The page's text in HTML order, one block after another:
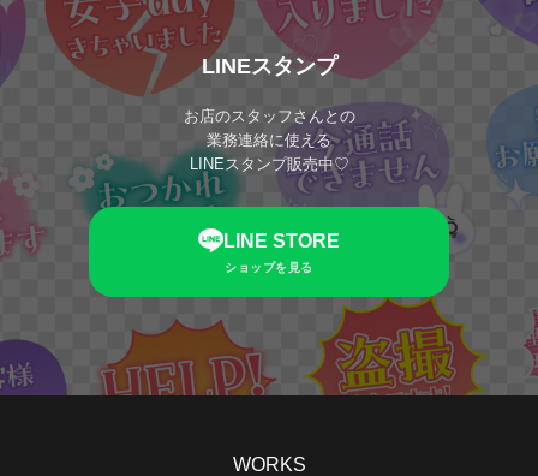
LINEスタンプ
お店のスタッフさんとの
業務連絡に使える
LINEスタンプ販売中♡
LINE STORE
ショップを見る
WORKS